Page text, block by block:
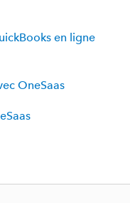
en ligne
OneSaas